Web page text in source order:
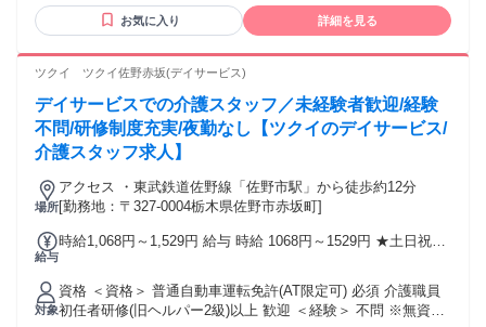
フリーターさん ・効率よく働きたいWワーク希望の方 ・仕事
復帰を目指すブランクのある方 ※18歳未満の方は22時までの
や「テスト期間のシフト調整」など 働き方は面接時に柔軟に
お気に入り 詳細を見る
ツクイ ツクイ佐野赤坂(デイサービス)
デイサービスでの介護スタッフ／未経験者歓迎/経験
不問/研修制度充実/夜勤なし【ツクイのデイサービス/
介護スタッフ求人】
場所
アクセス ・東武鉄道佐野線「佐野市駅」から徒歩約12分
[勤務地：〒327-0004栃木県佐野市赤坂町]
給与
時給1,068円～1,529円 給与 時給 1068円～1529円 ★土日祝日
（実費/月5万円まで）
対象
資格 ＜資格＞ 普通自動車運転免許(AT限定可) 必須 介護職員
初任者研修(旧ヘルパー2級)以上 歓迎 ＜経験＞ 不問 ※無資格